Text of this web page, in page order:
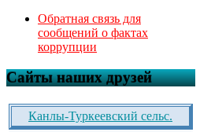
Обратная связь для
сообщений о фактах
коррупции
Сайты наших друзей
Канлы-Туркеевский сельс.